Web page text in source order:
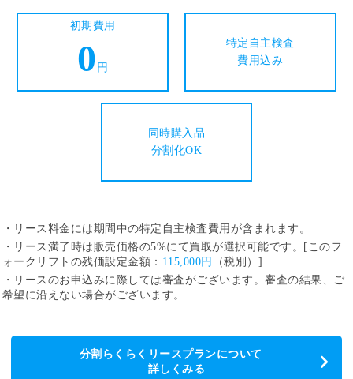
初期費用
0 円
特定自主検査
費用込み
同時購入品
分割化OK
・リース料金には期間中の特定自主検査費用が含まれます。
・リース満了時は販売価格の5%にて買取が選択可能です。[このフ
ォークリフトの残価設定金額： 115,000円
（税別）]
・リースのお申込みに際しては審査がございます。審査の結果、ご
希望に沿えない場合がございます。
分割らくらくリースプランについて
詳しくみる